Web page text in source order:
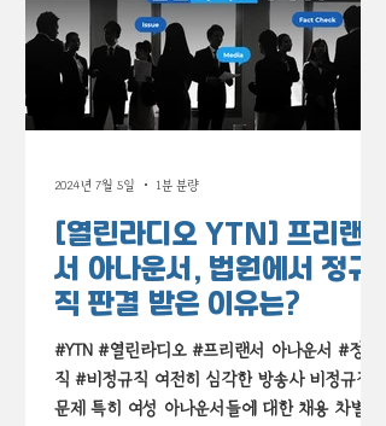
[열린라디오 YTN] 프리랜
서 아나운서, 법원에서 정규
직 판결 받은 이유는?
#YTN #열린라디오 #프리랜서 아나운서 #정규
직 #비정규직 여전히 심각한 방송사 비정규직
문제 특히 여성 아나운서들에 대한 채용 차별과
2024년 7월 5일 1분 분량